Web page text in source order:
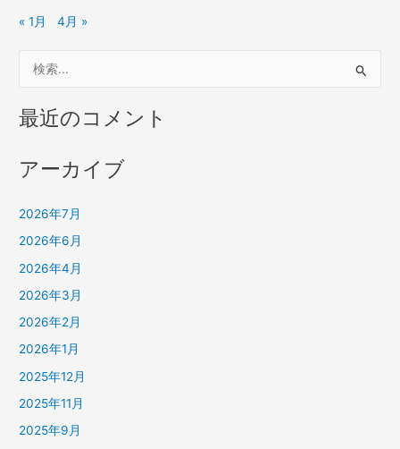
« 1月 4月 »
対
象
最近のコメント
アーカイブ
2026年7月
2026年6月
2026年4月
2026年3月
2026年2月
2026年1月
2025年12月
2025年11月
2025年9月